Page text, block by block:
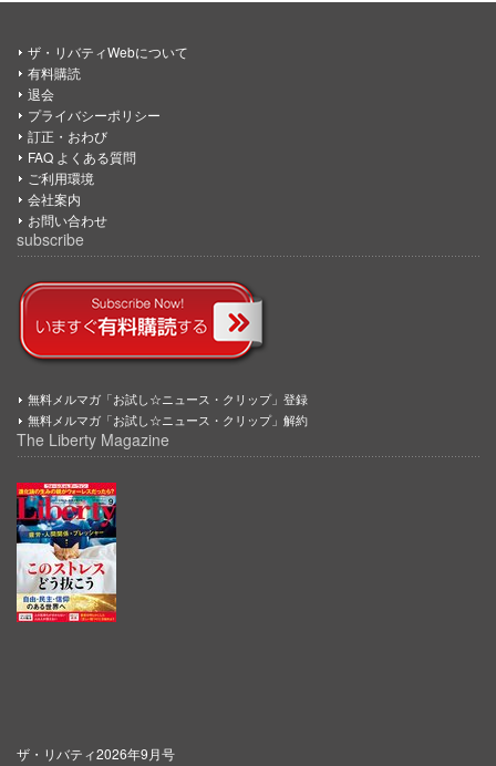
ザ・リバティWebについて
有料購読
退会
プライバシーポリシー
訂正・おわび
FAQ よくある質問
ご利用環境
会社案内
お問い合わせ
subscribe
無料メルマガ「お試し☆ニュース・クリップ」登録
無料メルマガ「お試し☆ニュース・クリップ」解約
The Liberty Magazine
ザ・リバティ2026年9月号